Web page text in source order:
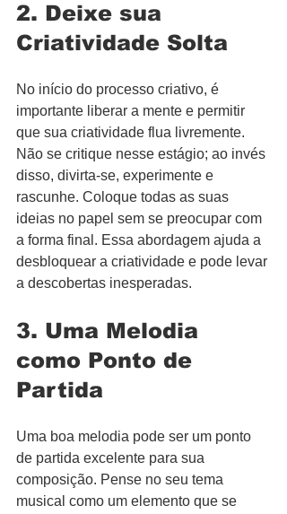
2. Deixe sua
Criatividade Solta
No início do processo criativo, é
importante liberar a mente e permitir
que sua criatividade flua livremente.
Não se critique nesse estágio; ao invés
disso, divirta-se, experimente e
rascunhe. Coloque todas as suas
ideias no papel sem se preocupar com
a forma final. Essa abordagem ajuda a
desbloquear a criatividade e pode levar
a descobertas inesperadas.
3. Uma Melodia
como Ponto de
Partida
Uma boa melodia pode ser um ponto
de partida excelente para sua
composição. Pense no seu tema
musical como um elemento que se